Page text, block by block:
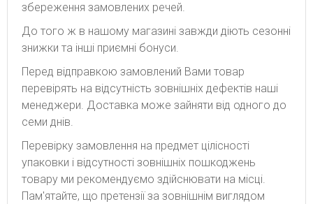
збереження замовлених речей.
До того ж в нашому магазині завжди діють сезонні
знижки та інші приємні бонуси.
Перед відправкою замовлений Вами товар
перевірять на відсутність зовнішніх дефектів наші
менеджери. Доставка може зайняти від одного до
семи днів.
Перевірку замовлення на предмет цілісності
упаковки і відсутності зовнішніх пошкоджень
товару ми рекомендуємо здійснювати на місці.
Пам'ятайте, що претензії за зовнішнім виглядом